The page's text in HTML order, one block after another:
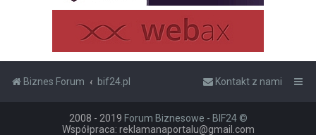
Biznes Forum bif24.pl Kontakt z nami
2008 - 2019 Forum Biznesowe - BIF24 ©
Współpraca: reklamanaportalu@gmail.com